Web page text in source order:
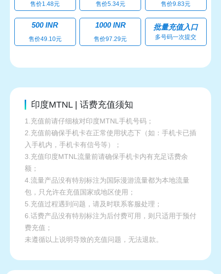
售价1.48元 售价5.34元 售价9.83元
500 INR
售价49.10元
1000 INR
售价97.29元
批量充值入口
多号码一次提交
印度MTNL | 话费充值须知
1.充值前请仔细核对印度MTNL手机号码；
2.充值前确保手机卡在正常使用状态下（如：手机卡已插
入手机内，手机卡有信号等）；
3.充值印度MTNL流量前请确保手机卡内有充足话费余
额；
4.流量产品没有特别标注为国际漫游流量都为本地流量
包，只允许在充值国家或地区使用；
5.充值过程遇到问题，请及时联系客服处理；
6.话费产品没有特别标注为后付费可用，则只适用于预付
费充值；
未遵循以上说明导致的充值问题，无法退款。